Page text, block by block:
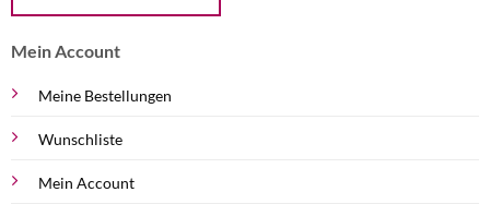
Mein Account
Meine Bestellungen
Wunschliste
Mein Account